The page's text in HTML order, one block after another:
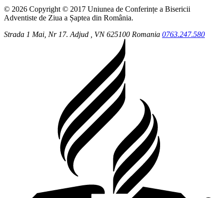
© 2026 Copyright © 2017 Uniunea de Conferințe a Bisericii
Adventiste de Ziua a Șaptea din România.
Strada 1 Mai, Nr 17. Adjud , VN 625100 Romania 0763.247.580